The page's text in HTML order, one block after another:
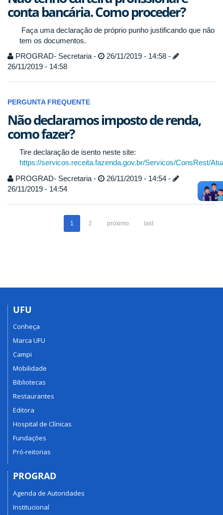
conta bancária. Como proceder?
Faça uma declaração de próprio punho justificando que não
tem os documentos.
PROGRAD- Secretaria -
26/11/2019 - 14:58 -
26/11/2019 - 14:58
PERGUNTA FREQUENTE
Não declaramos imposto de renda,
como fazer?
Tire declaração de isento neste site:
https://servicos.receita.fazenda.gov.br/Servicos/ConsRest/
PROGRAD- Secretaria -
26/11/2019 - 14:54 -
26/11/2019 - 14:54
1 2 próximo last
UFU
Conheça
Marca UFU
Campi
Mobilidade
Bibliotecas
Restaurantes
Editora
Hospital de Clínicas
Fundações
Pró-reitorias
PROGRAD
Agenda de Autoridades
Institucional